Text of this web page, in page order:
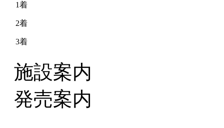
1着
2着
3着
施設案内
発売案内